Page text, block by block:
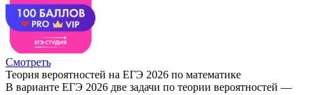
Смотреть
Теория вероятностей на ЕГЭ 2026 по математике
В варианте ЕГЭ 2026 две задачи по теории вероятностей —